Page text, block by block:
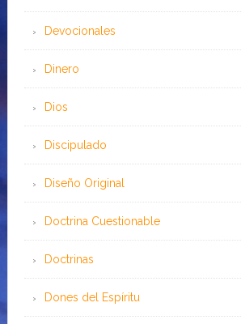
Devocionales
Dinero
Dios
Discipulado
Diseño Original
Doctrina Cuestionable
Doctrinas
Dones del Espíritu